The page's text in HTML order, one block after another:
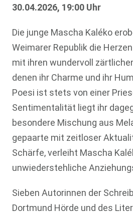
30.04.2026, 19:00 Uhr
Die junge Mascha Kaléko
Weimarer Republik die
mit ihren wundervoll
denen ihr Charme und ihr
Poesi ist stets von einer
Sentimentalität liegt ihr
besondere Mischung aus
gepaarte mit zeitloser
Schärfe, verleiht Mascha
unwiederstehliche
Sieben Autorinnen der
Dortmund Hörde und des